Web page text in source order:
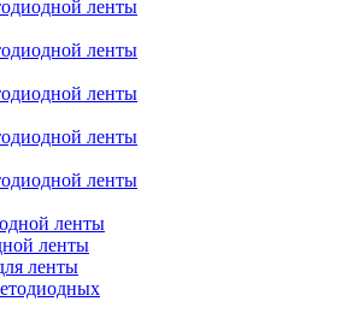
ленты
ленты
ленты
ленты
ленты
ленты
ленты
ленты